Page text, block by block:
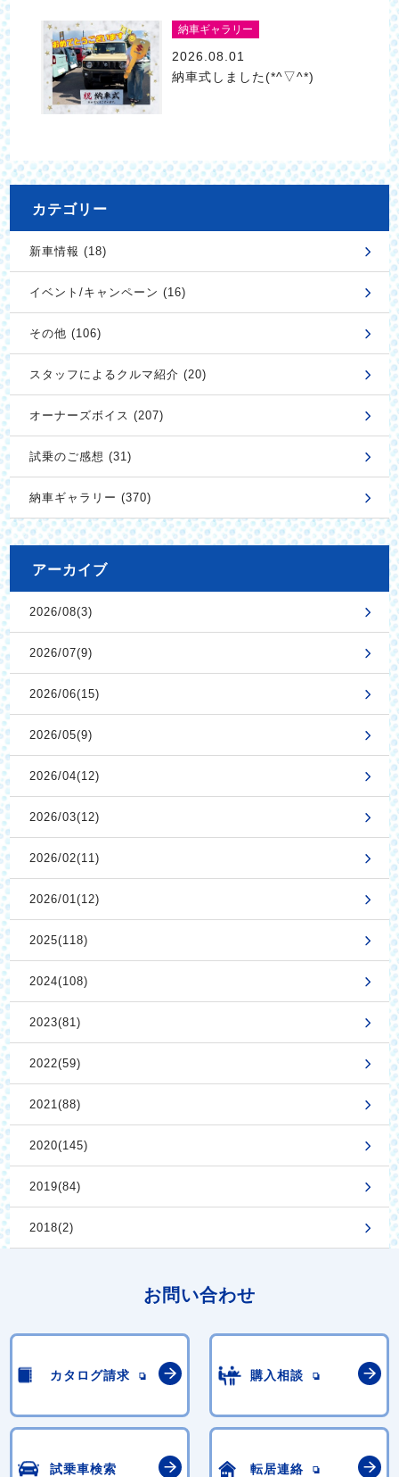
納車ギャラリー
2026.08.01
納車式しました(*^▽^*)
カテゴリー
新車情報 (18)
イベント/キャンペーン (16)
その他 (106)
スタッフによるクルマ紹介 (20)
オーナーズボイス (207)
試乗のご感想 (31)
納車ギャラリー (370)
アーカイブ
2026/08(3)
2026/07(9)
2026/06(15)
2026/05(9)
2026/04(12)
2026/03(12)
2026/02(11)
2026/01(12)
2025(118)
2024(108)
2023(81)
2022(59)
2021(88)
2020(145)
2019(84)
2018(2)
お問い合わせ
カタログ請求 購入相談
試乗車検索 転居連絡